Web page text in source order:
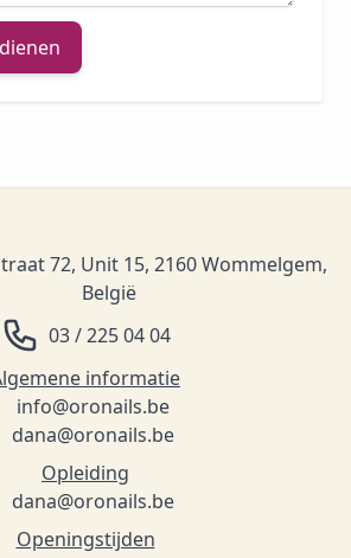
72, Unit 15, 2160 Wommelgem,
België
03 / 225 04 04
informatie
info@oronails.be
dana@oronails.be
Opleiding
dana@oronails.be
Openingstijden